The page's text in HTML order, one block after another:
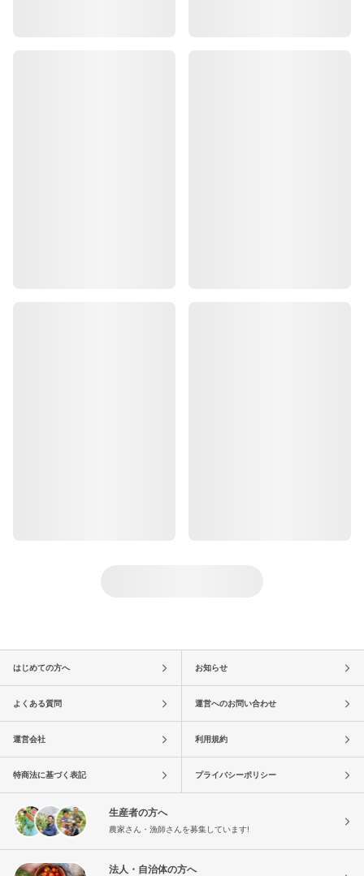
はじめての方へ お知らせ
よくある質問 運営へのお問い合わせ
運営会社 利用規約
特商法に基づく表記 プライバシーポリシー
生産者の方へ
農家さん・漁師さんを募集しています!
法人・自治体の方へ